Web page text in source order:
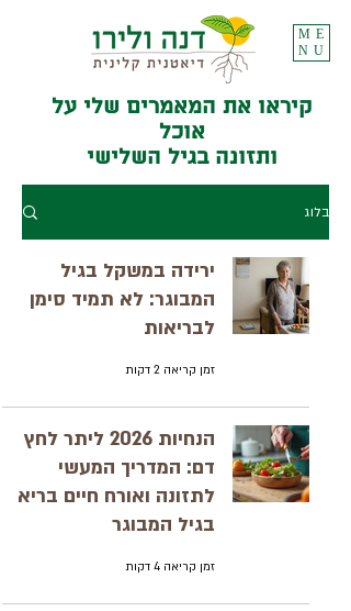
ME
NU
קיראו את המאמרים שלי על
אוכל
ותזונה בגיל השלישי
בלוג
ירידה במשקל בגיל
המבוגר: לא תמיד סימן
לבריאות
זמן קריאה 2 דקות
הנחיות 2026 ליתר לחץ
דם: המדריך המעשי
לתזונה ואורח חיים בריא
בגיל המבוגר
זמן קריאה 4 דקות